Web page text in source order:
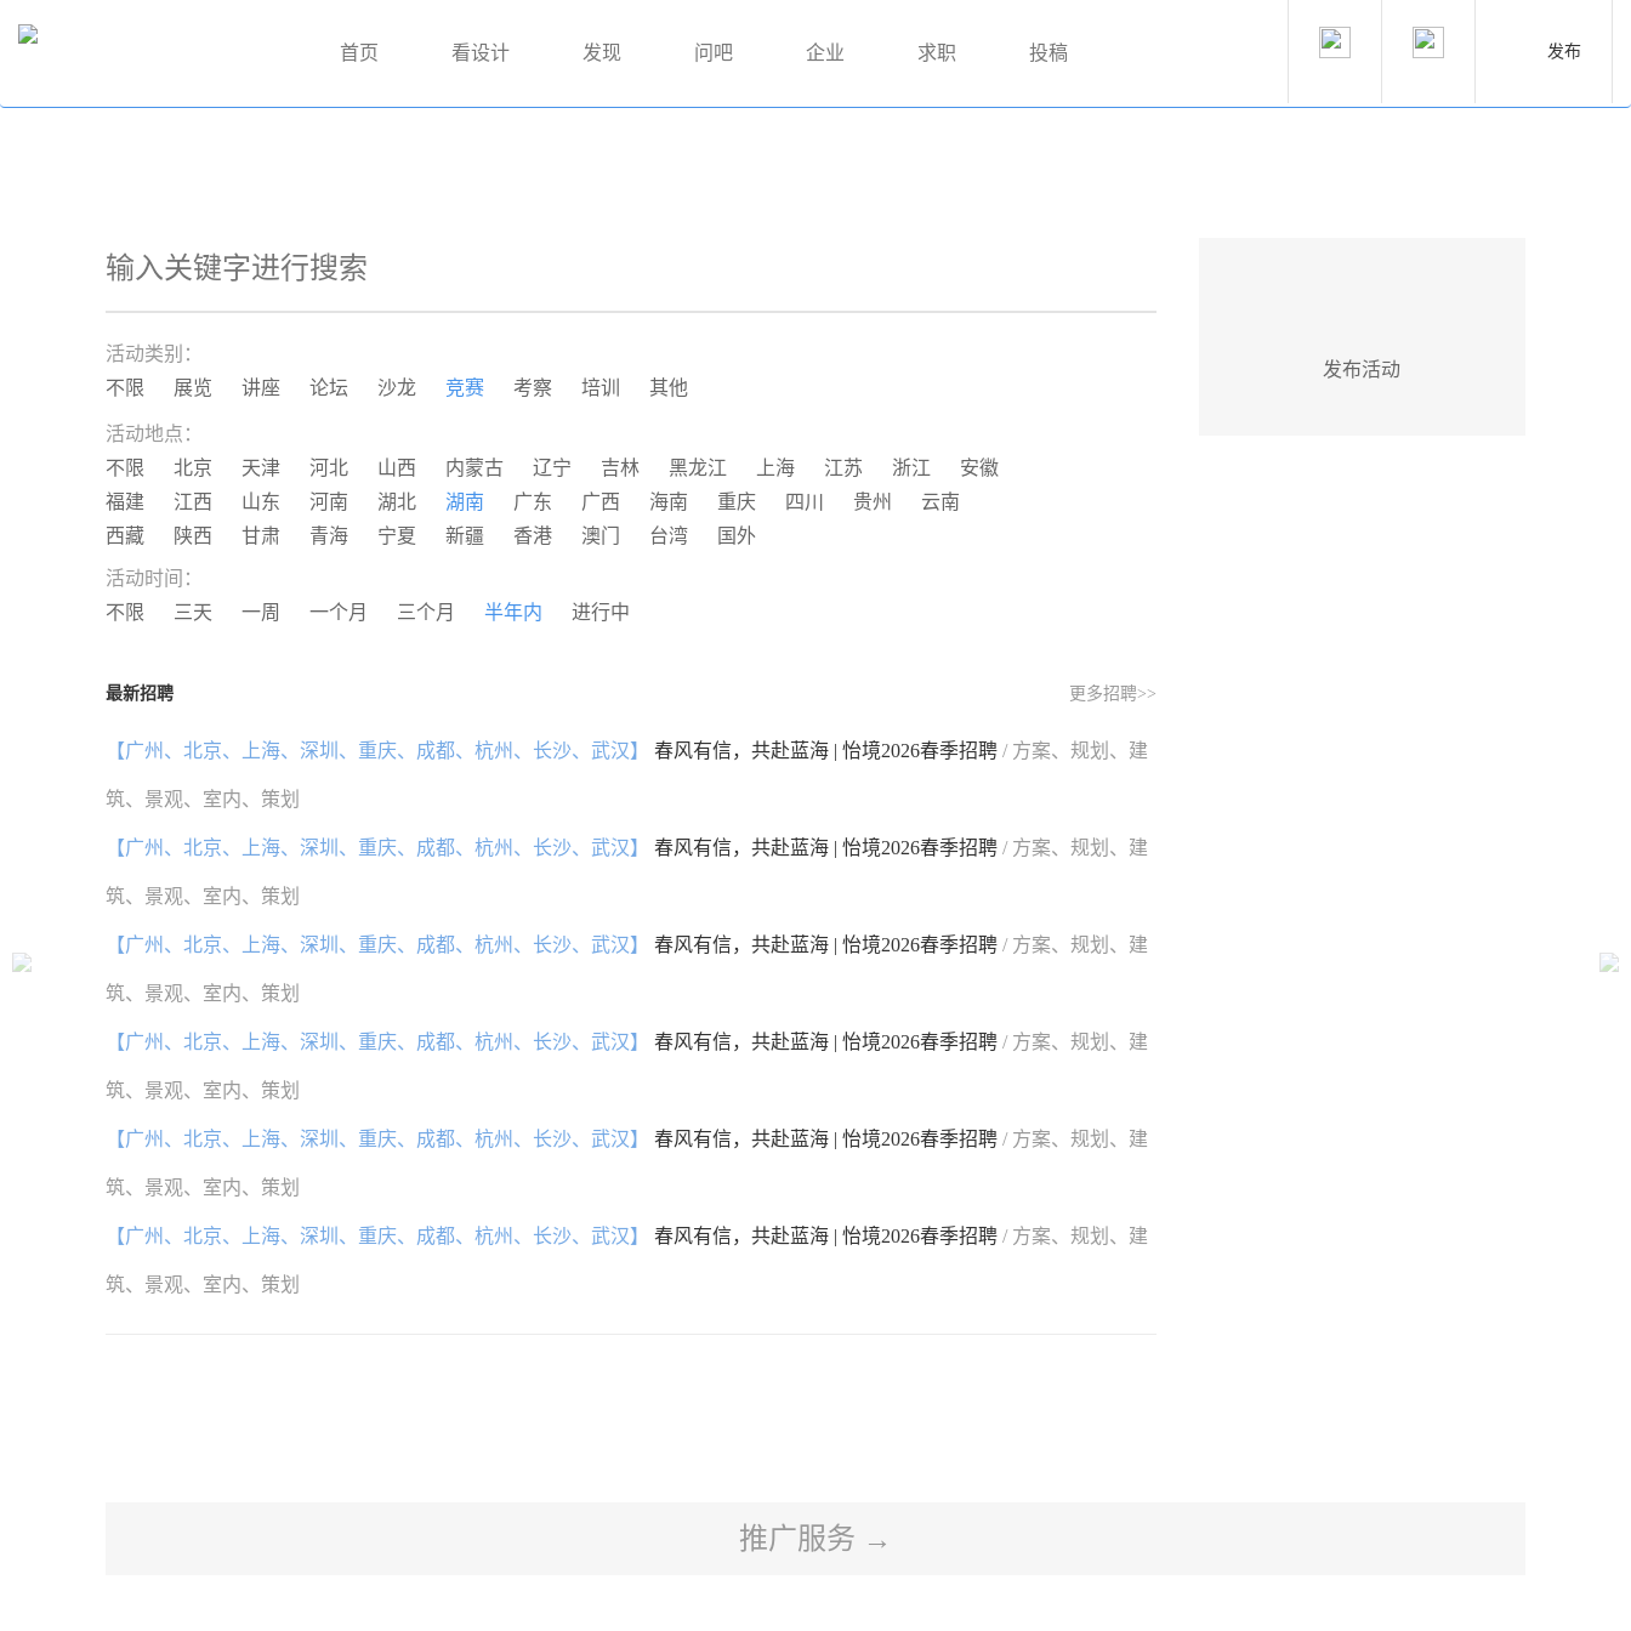
首页 看设计 发现 问吧 企业 求职 投稿 发布
活动类别：
不限
展览 讲座 论坛 沙龙 竞赛 考察 培训 其他
活动地点：
不限
北京 天津 河北 山西 内蒙古 辽宁 吉林 黑龙江 上海 江苏 浙江
安徽
福建
江西 山东 河南 湖北 湖南 广东 广西 海南 重庆 四川 贵州
云南
西藏
陕西 甘肃 青海 宁夏 新疆 香港 澳门 台湾 国外
活动时间：
不限
三天 一周 一个月 三个月 半年内 进行中
最新招聘 更多招聘>>
【广州、北京、上海、深圳、重庆、成都、杭州、长沙、武汉】 春风有信，共赴蓝海 | 怡境2026春季招聘 / 方案、规划、建
筑、景观、室内、策划
【广州、北京、上海、深圳、重庆、成都、杭州、长沙、武汉】 春风有信，共赴蓝海 | 怡境2026春季招聘 / 方案、规划、建
筑、景观、室内、策划
【广州、北京、上海、深圳、重庆、成都、杭州、长沙、武汉】 春风有信，共赴蓝海 | 怡境2026春季招聘 / 方案、规划、建
筑、景观、室内、策划
【广州、北京、上海、深圳、重庆、成都、杭州、长沙、武汉】 春风有信，共赴蓝海 | 怡境2026春季招聘 / 方案、规划、建
筑、景观、室内、策划
【广州、北京、上海、深圳、重庆、成都、杭州、长沙、武汉】 春风有信，共赴蓝海 | 怡境2026春季招聘 / 方案、规划、建
筑、景观、室内、策划
【广州、北京、上海、深圳、重庆、成都、杭州、长沙、武汉】 春风有信，共赴蓝海 | 怡境2026春季招聘 / 方案、规划、建
筑、景观、室内、策划
发布活动
推广服务 →